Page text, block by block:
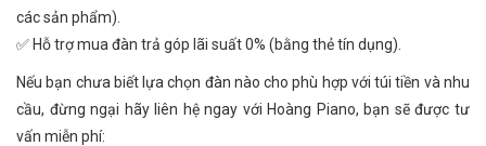
các sản phẩm).
✅ Hỗ trợ mua đàn trả góp lãi suất 0% (bằng thẻ tín dụng).
Nếu bạn chưa biết lựa chọn đàn nào cho phù hợp với túi tiền và nhu
cầu, đừng ngại hãy liên hệ ngay với Hoàng Piano, bạn sẽ được tư
vấn miễn phí: